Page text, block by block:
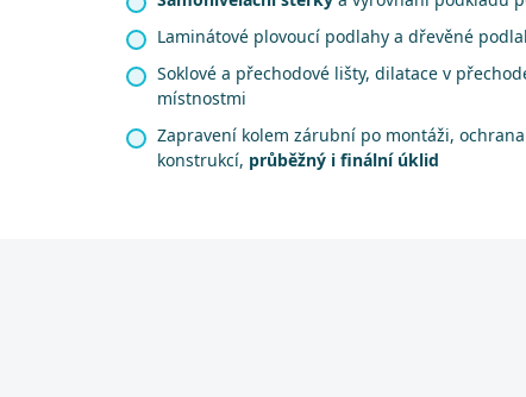
Laminátové plovoucí podlahy a dřevěné
Soklové a přechodové lišty, dilatace v
místnostmi
Zapravení kolem zárubní po montáži,
konstrukcí, průběžný i finální úklid